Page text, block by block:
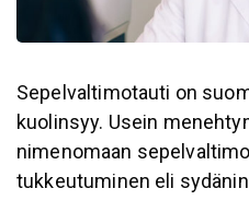
Sepelvaltimotauti on
kuolinsyy. Usein
nimenomaan
tukkeutuminen eli